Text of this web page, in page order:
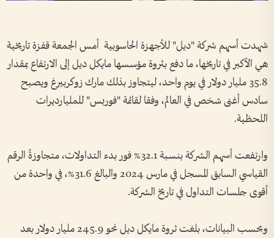
شهدت أسهم شركة "ديل" للأجهزة الحاسوبية أمس الجمعة قفزة تاريخية
هي الأكبر في تاريخها، ما دفع بثروة مؤسسها مايكل ديل إلى الارتفاع بمقدار
35.8 مليار دولار في يوم واحد، ليتجاوز بذلك مارك زوكربيرغ ويصبح
سادس أغنى شخص في العالم، وفقا لقائمة "فوربس" للمليارديرات
اللحظية.
وارتفعت أسهم الشركة بنسبة 32.1% فور بدء التداولات، متجاوزةً الرقم
القياسي السابق المسجل في مارس 2024 والبالغ 31.6%، في واحدة من
أقوى جلسات التداول في تاريخ الشركة.
وبحسب البيانات، بلغت ثروة مايكل ديل نحو 245.9 مليار دولار بعد